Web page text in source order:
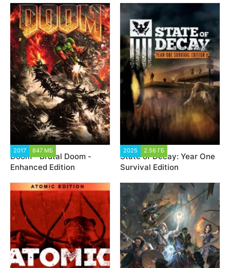
2017 847 МБ
Doom - Brutal Doom -
Enhanced Edition
2025 2.56 ГБ
State of Decay: Year One
Survival Edition